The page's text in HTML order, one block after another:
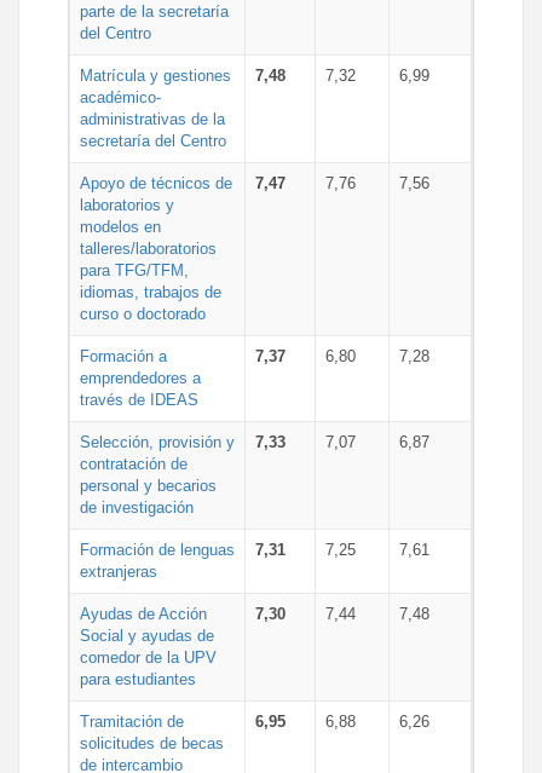
parte de la secretaría
del Centro
Matrícula y gestiones
académico-
administrativas de la
secretaría del Centro
7,48 7,32 6,99
Apoyo de técnicos de
laboratorios y
modelos en
talleres/laboratorios
para TFG/TFM,
idiomas, trabajos de
curso o doctorado
7,47 7,76 7,56
Formación a
emprendedores a
través de IDEAS
7,37 6,80 7,28
Selección, provisión y
contratación de
personal y becarios
de investigación
7,33 7,07 6,87
Formación de lenguas
extranjeras
7,31 7,25 7,61
Ayudas de Acción
Social y ayudas de
comedor de la UPV
para estudiantes
7,30 7,44 7,48
Tramitación de
solicitudes de becas
de intercambio
6,95 6,88 6,26